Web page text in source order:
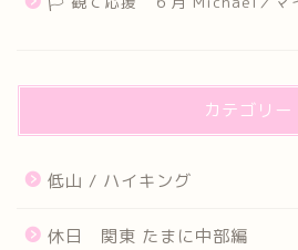
カテゴリー
低山 / ハイキング
休日 関東 たまに中部編